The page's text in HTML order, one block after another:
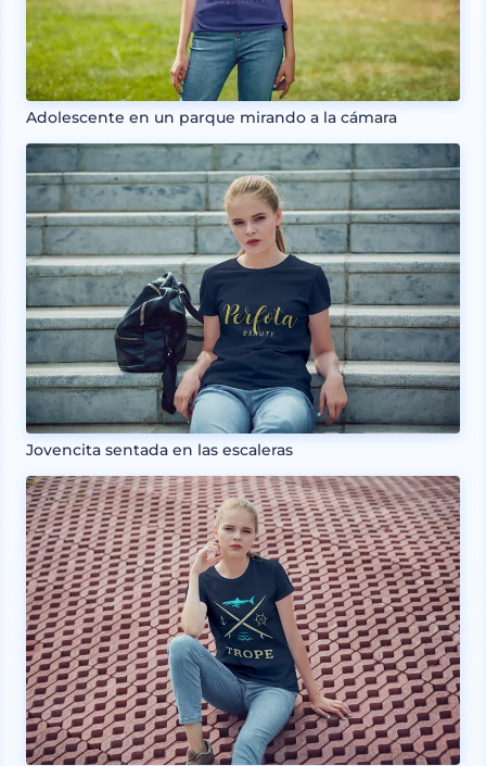
Adolescente en un parque mirando a la cámara
Jovencita sentada en las escaleras